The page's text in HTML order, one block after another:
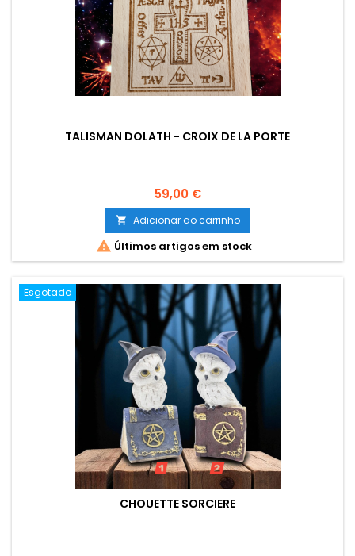
TALISMAN DOLATH - CROIX DE LA PORTE
Preço
59,00 €
 Adicionar ao carrinho
 Últimos artigos em stock
Esgotado
CHOUETTE SORCIERE